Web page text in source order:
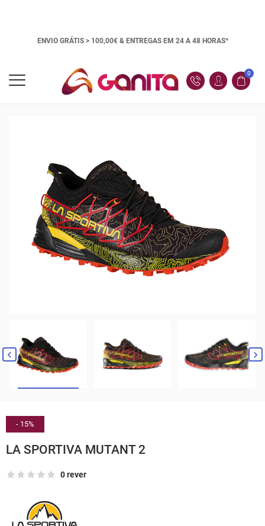
ENVIO GRÁTIS > 100,00€ & ENTREGAS EM 24 A 48 HORAS*
0
 
- 15%
LA SPORTIVA MUTANT 2
0 rever